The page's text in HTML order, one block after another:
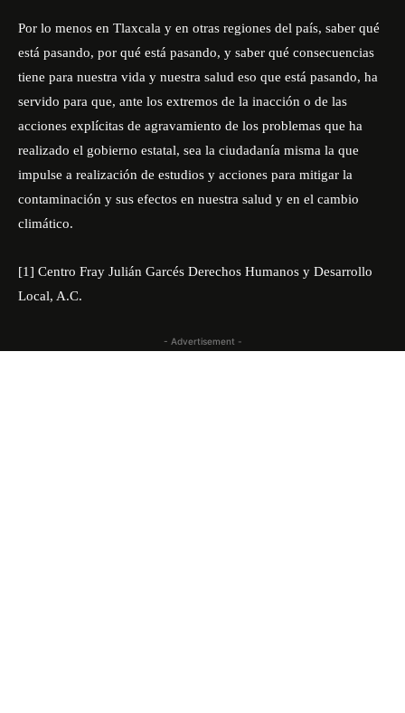
Por lo menos en Tlaxcala y en otras regiones del país, saber qué
está pasando, por qué está pasando, y saber qué consecuencias
tiene para nuestra vida y nuestra salud eso que está pasando, ha
servido para que, ante los extremos de la inacción o de las
acciones explícitas de agravamiento de los problemas que ha
realizado el gobierno estatal, sea la ciudadanía misma la que
impulse a realización de estudios y acciones para mitigar la
contaminación y sus efectos en nuestra salud y en el cambio
climático.
[1] Centro Fray Julián Garcés Derechos Humanos y Desarrollo
Local, A.C.
- Advertisement -